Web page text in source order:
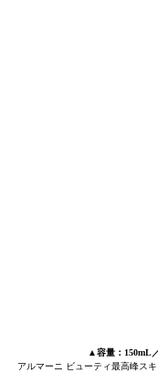
▲容量：150mL
アルマーニ ビューティ最高峰ス